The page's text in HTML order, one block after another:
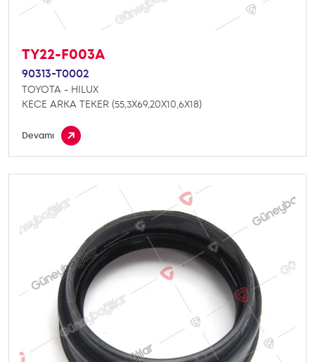
TY22-F003A
90313-T0002
TOYOTA - HILUX
KECE ARKA TEKER (55,3X69,20X10,6X18)
Devamı